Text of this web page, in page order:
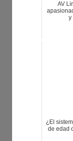
AV
y
¿El
de edad